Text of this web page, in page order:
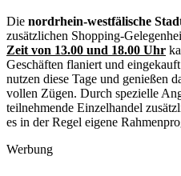
Die nordrhein-westfälische
zusätzlichen Shopping-
Zeit von 13.00 und 18.00 Uhr
Geschäften flaniert und
nutzen diese Tage und genießen
vollen Zügen. Durch spezielle
teilnehmende Einzelhandel
es in der Regel eigene
Werbung